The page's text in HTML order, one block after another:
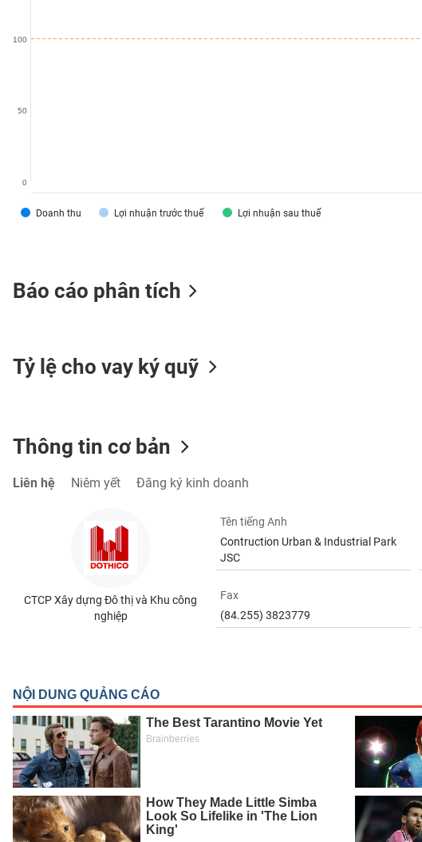
Doanh thu Lợi nhuận trước thuế Lợi nhuận sau thuế
0
50
100
Báo cáo phân tích
Tỷ lệ cho vay ký quỹ
Thông tin cơ bản
Liên hệ Niêm yết Đăng ký kinh doanh
CTCP Xây dựng Đô thị và Khu công
nghiệp
Tên tiếng Anh
Contruction Urban & Industrial Park
JSC
Fax
(84.255) 3823779
DÙNG
DÙNG
THIẾT
CHĂM
CÔNG
NGHỆ
THÔNG
TIN
DỊCH